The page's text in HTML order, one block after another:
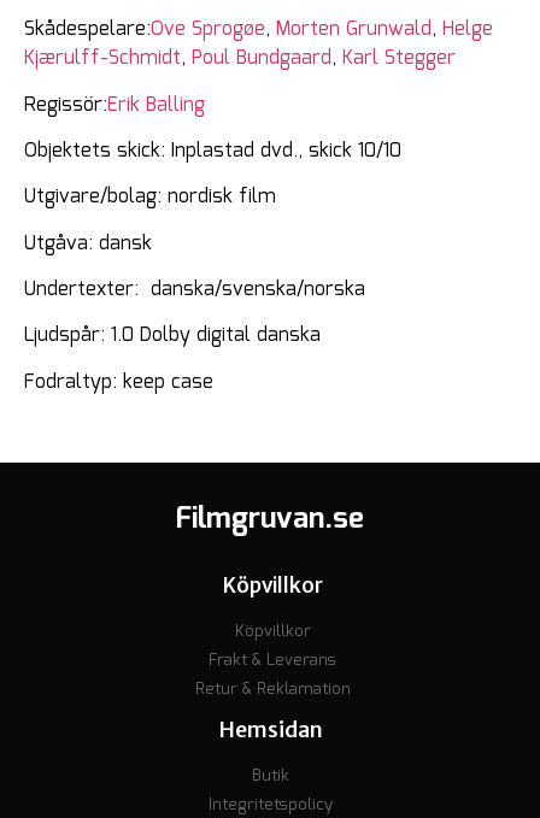
Skådespelare:Ove Sprogøe, Morten Grunwald, Helge
Kjærulff-Schmidt, Poul Bundgaard, Karl Stegger
Regissör:Erik Balling
Objektets skick: Inplastad dvd., skick 10/10
Utgivare/bolag: nordisk film
Utgåva: dansk
Undertexter: danska/svenska/norska
Ljudspår: 1.0 Dolby digital danska
Fodraltyp: keep case
Filmgruvan.se
Köpvillkor
Köpvillkor
Frakt & Leverans
Retur & Reklamation
Hemsidan
Butik
Integritetspolicy